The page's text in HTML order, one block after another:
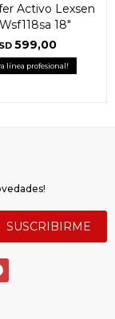
Activo Lexsen
18"
599,00
línea profesional!
SUSCRIBIRME